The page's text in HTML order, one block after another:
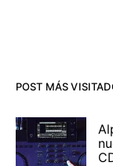
POST MÁS